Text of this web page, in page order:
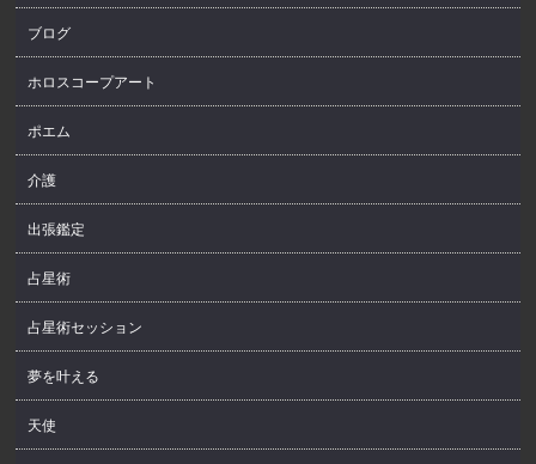
ブログ
ホロスコープアート
ポエム
介護
出張鑑定
占星術
占星術セッション
夢を叶える
天使